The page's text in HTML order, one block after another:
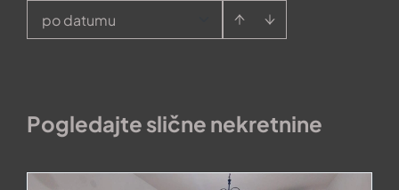
po datumu
Pogledajte slične nekretnine